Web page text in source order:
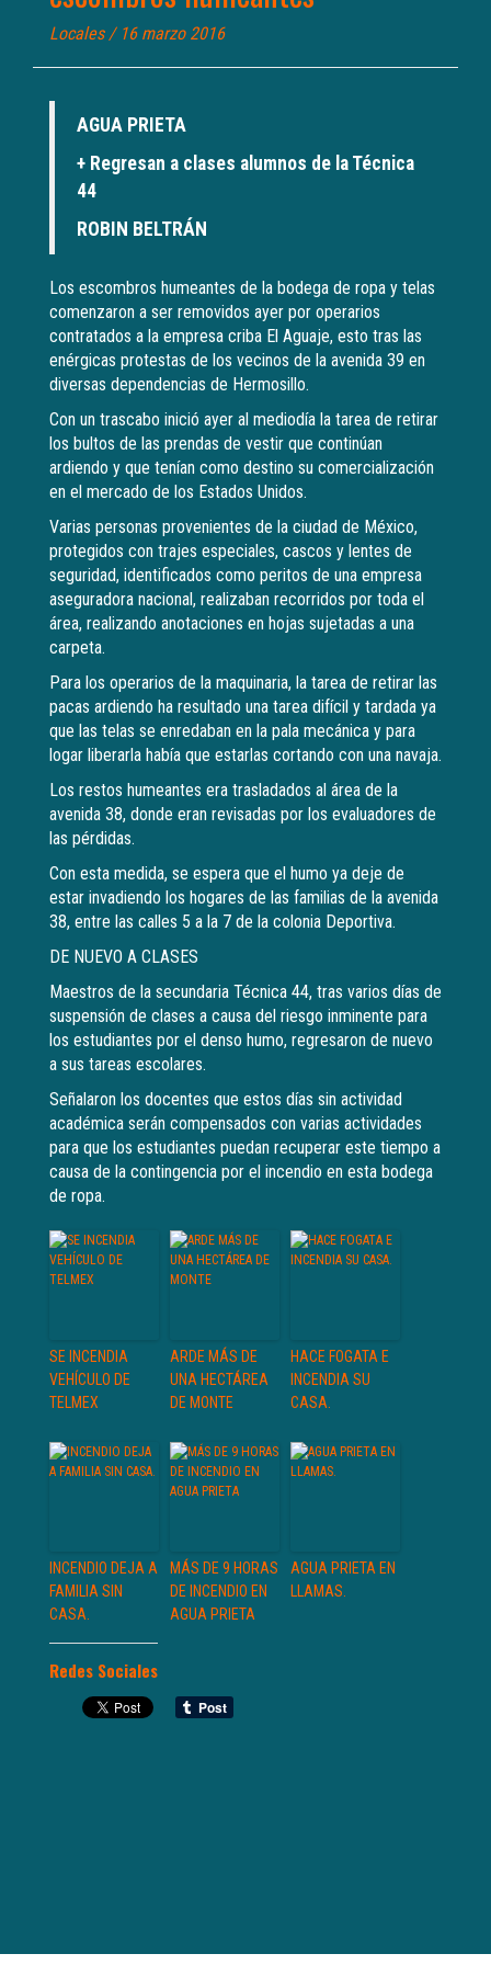
Locales/ 16 marzo 2016
AGUA PRIETA
+ Regresan a clases alumnos de la Técnica
44
ROBIN BELTRÁN
Los escombros humeantes de la bodega de ropa y telas
comenzaron a ser removidos ayer por operarios
contratados a la empresa criba El Aguaje, esto tras las
enérgicas protestas de los vecinos de la avenida 39 en
diversas dependencias de Hermosillo.
Con un trascabo inició ayer al mediodía la tarea de retirar
los bultos de las prendas de vestir que continúan
ardiendo y que tenían como destino su comercialización
en el mercado de los Estados Unidos.
Varias personas provenientes de la ciudad de México,
protegidos con trajes especiales, cascos y lentes de
seguridad, identificados como peritos de una empresa
aseguradora nacional, realizaban recorridos por toda el
área, realizando anotaciones en hojas sujetadas a una
carpeta.
Para los operarios de la maquinaria, la tarea de retirar las
pacas ardiendo ha resultado una tarea difícil y tardada ya
que las telas se enredaban en la pala mecánica y para
logar liberarla había que estarlas cortando con una navaja.
Los restos humeantes era trasladados al área de la
avenida 38, donde eran revisadas por los evaluadores de
las pérdidas.
Con esta medida, se espera que el humo ya deje de
estar invadiendo los hogares de las familias de la avenida
38, entre las calles 5 a la 7 de la colonia Deportiva.
DE NUEVO A CLASES
Maestros de la secundaria Técnica 44, tras varios días de
suspensión de clases a causa del riesgo inminente para
los estudiantes por el denso humo, regresaron de nuevo
a sus tareas escolares.
Señalaron los docentes que estos días sin actividad
académica serán compensados con varias actividades
para que los estudiantes puedan recuperar este tiempo a
causa de la contingencia por el incendio en esta bodega
de ropa.
SE INCENDIA
VEHÍCULO DE
TELMEX
ARDE MÁS DE
UNA HECTÁREA
DE MONTE
HACE FOGATA E
INCENDIA SU
CASA.
INCENDIO DEJA A
FAMILIA SIN
CASA.
MÁS DE 9 HORAS
DE INCENDIO EN
AGUA PRIETA
AGUA PRIETA EN
LLAMAS.
Redes Sociales